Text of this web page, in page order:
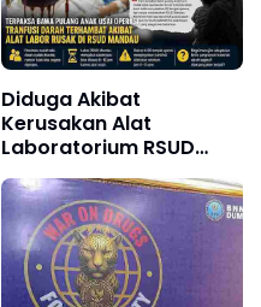
Diduga Akibat
Kerusakan Alat
Laboratorium RSUD
Mandau, Keluarga
Pasien Terpaksa Bawa
Pulang Anak Usai
Operasi di RS Thursina,
Meski Membutuhkan
Transfusi Darah